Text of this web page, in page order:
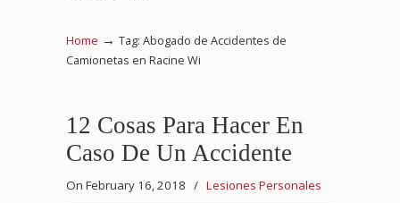
Home → Tag: Abogado de Accidentes de
Camionetas en Racine Wi
12 Cosas Para Hacer En
Caso De Un Accidente
On February 16, 2018 / Lesiones Personales